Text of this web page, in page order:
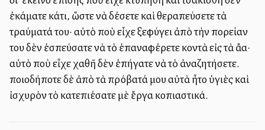
ἐκάματε κάτι, ὥστε νὰ δέσετε καὶ θεραπεύσετε τὰ
τραύματά του· αὐτὸ ποὺ εἶχε ξεφύγει ἀπὸ τὴν πορείαν
του δὲν ἐσπεύσατε νὰ τὸ ἐπαναφέρετε κοντὰ εἰς τὰ ἄλλα·
αὐτὸ ποὺ εἶχε χαθῆ δὲν ἐπήγατε νὰ τὸ ἀναζητήσετε.
Ὁποιοδήποτε δὲ ἀπὸ τὰ πρόβατά μου αὐτὰ ἦτο ὑγιὲς καὶ
ἰσχυρὸν τὸ κατεπιέσατε μὲ ἔργα κοπιαστικά.